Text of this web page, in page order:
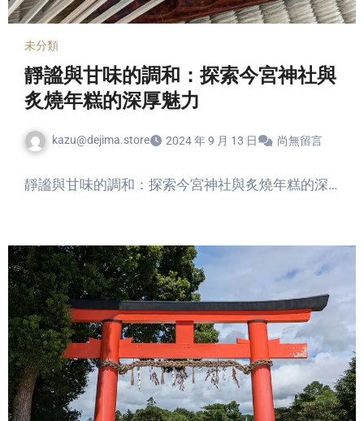
未分類
靜謐與甘味的調和：探索今宮神社與
炙燒年糕的深厚魅力
kazu@dejima.store 2024 年 9 月 13 日 尚無留言
靜謐與甘味的調和：探索今宮神社與炙燒年糕的深…